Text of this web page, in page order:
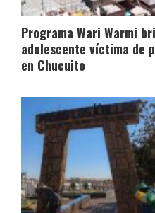
Programa Wari Warmi
adolescente víctima de
en Chucuito